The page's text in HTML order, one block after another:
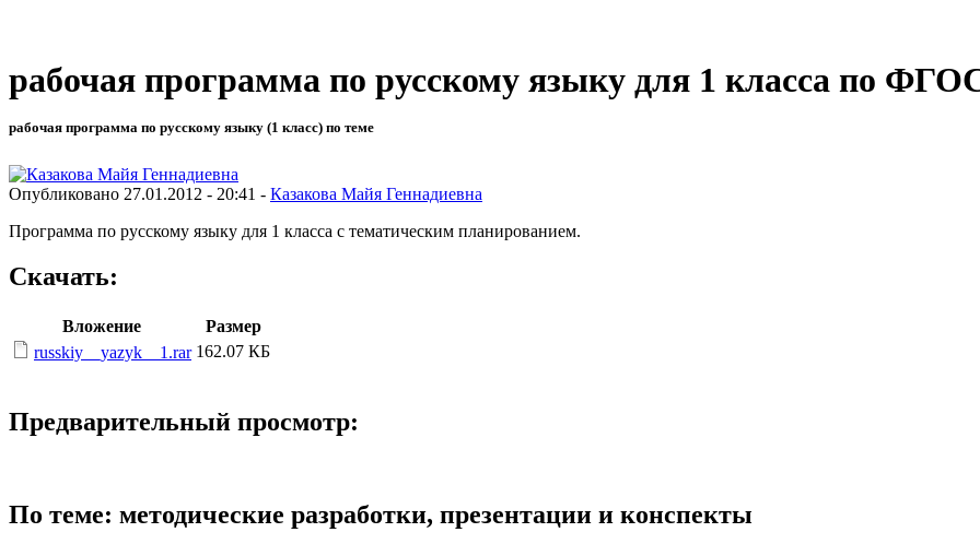
рабочая программа по русскому языку для 1 класса по
рабочая программа по русскому языку (1 класс) по теме
Опубликовано 27.01.2012 - 20:41 - Казакова Майя Геннадиевна
Программа по русскому языку для 1 класса с тематическим планированием.
Скачать:
Вложение
Размер
russkiy__yazyk__1.rar 162.07 КБ
Предварительный просмотр:
По теме: методические разработки, презентации и конспекты